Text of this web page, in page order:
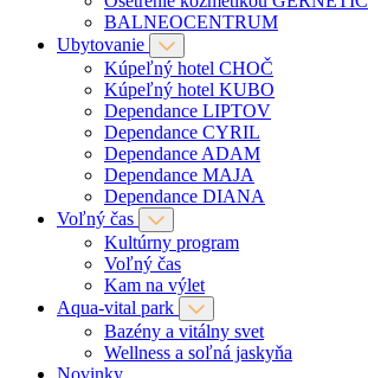
BALNEOCENTRUM
Ubytovanie
Kúpeľný hotel CHOČ
Kúpeľný hotel KUBO
Dependance LIPTOV
Dependance CYRIL
Dependance ADAM
Dependance MAJA
Dependance DIANA
Voľný čas
Kultúrny program
Voľný čas
Kam na výlet
Aqua-vital park
Bazény a vitálny svet
Wellness a soľná jaskyňa
Novinky